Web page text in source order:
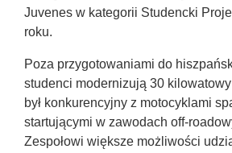
Juvenes w kategorii Studencki
roku.
Poza przygotowaniami do
studenci modernizują 30
był konkurencyjny z motocyklami
startującymi w zawodach off-
Zespołowi większe możliwości